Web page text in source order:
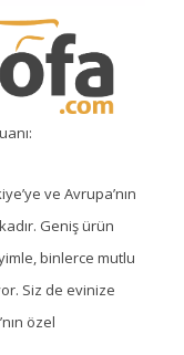
ve Avrupa’nın
Geniş ürün
binlerce mutlu
Siz de evinize
özel